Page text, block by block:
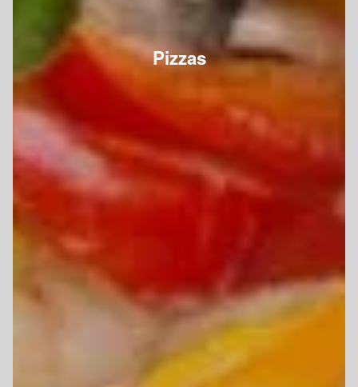
Pizzas